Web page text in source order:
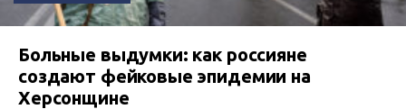
Больные выдумки: как россияне
создают фейковые эпидемии на
Херсонщине